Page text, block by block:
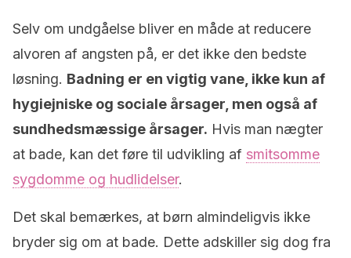
Selv om undgåelse bliver en måde at reducere
alvoren af angsten på, er det ikke den bedste
løsning. Badning er en vigtig vane, ikke kun af
hygiejniske og sociale årsager, men også af
sundhedsmæssige årsager. Hvis man nægter
at bade, kan det føre til udvikling af smitsomme
sygdomme og hudlidelser.
Det skal bemærkes, at børn almindeligvis ikke
bryder sig om at bade. Dette adskiller sig dog fra